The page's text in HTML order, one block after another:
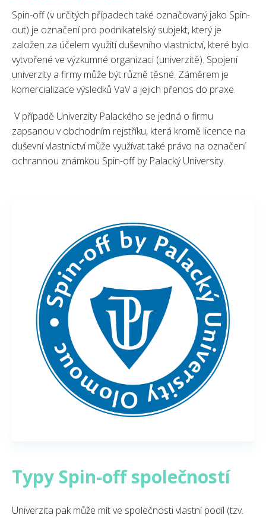
Spin-off (v určitých případech také označovaný jako Spin-
out) je označení pro podnikatelský subjekt, který je
založen za účelem využití duševního vlastnictví, které bylo
vytvořené ve výzkumné organizaci (univerzitě). Spojení
univerzity a firmy může být různě těsné. Záměrem je
komercializace výsledků VaV a jejich přenos do praxe.
V případě Univerzity Palackého se jedná o firmu
zapsanou v obchodním rejstříku, která kromě licence na
duševní vlastnictví může využívat také právo na označení
ochrannou známkou Spin-off by Palacký University.
Typy Spin-off společností
Univerzita pak může mít ve společnosti vlastní podíl (tzv.